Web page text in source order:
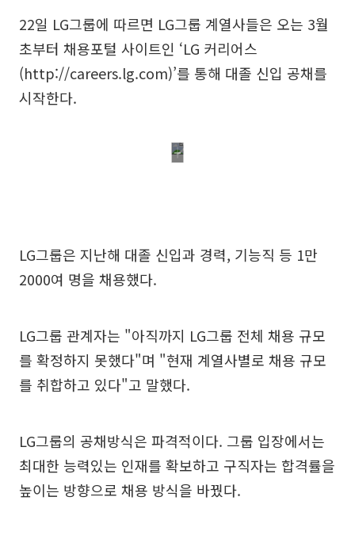
22일 LG그룹에 따르면 LG그룹 계열사들은 오는 3월
초부터 채용포털 사이트인 ‘LG 커리어스
(http://careers.lg.com)’를 통해 대졸 신입 공채를
시작한다.
LG그룹은 지난해 대졸 신입과 경력, 기능직 등 1만
2000여 명을 채용했다.
LG그룹 관계자는 "아직까지 LG그룹 전체 채용 규모
를 확정하지 못했다"며 "현재 계열사별로 채용 규모
를 취합하고 있다"고 말했다.
LG그룹의 공채방식은 파격적이다. 그룹 입장에서는
최대한 능력있는 인재를 확보하고 구직자는 합격률을
높이는 방향으로 채용 방식을 바꿨다.